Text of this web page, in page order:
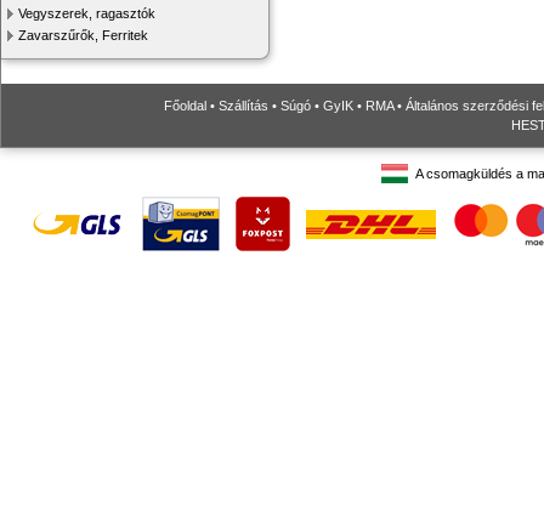
Vegyszerek, ragasztók
Zavarszűrők, Ferritek
Főoldal • Szállítás • Súgó • GyIK • RMA• Általános szerződési
A csomagküldés a